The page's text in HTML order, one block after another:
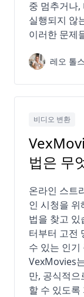
중 멈추거나,
실행되지 않
이러한 문제
레오 톨
비디오 변환
법은 무
온라인 스트
인 시청을
법을 찾고
터부터 고전
수 있는 인
VexMovies
만, 공식적
할 수 있도